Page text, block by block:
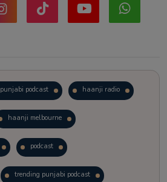
punjabi podcast haanji radio
haanji melbourne
podcast
trending punjabi podcast